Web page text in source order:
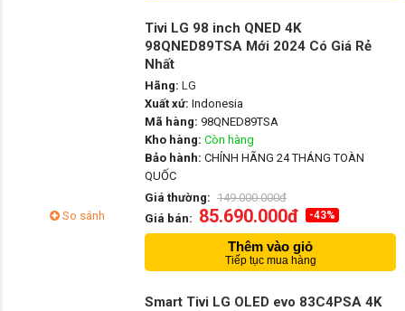
So sánh
Tivi LG 98 inch QNED 4K
98QNED89TSA Mới 2024 Có Giá Rẻ
Nhất
Hãng: LG
Xuất xứ: Indonesia
Mã hàng: 98QNED89TSA
Kho hàng: Còn hàng
Bảo hành: CHÍNH HÃNG 24 THÁNG TOÀN
QUỐC
Giá thường: 149.000.000đ
Giá bán: 85.690.000đ -43%
Thêm vào giỏ
Tiếp tục mua hàng
Smart Tivi LG OLED evo 83C4PSA 4K